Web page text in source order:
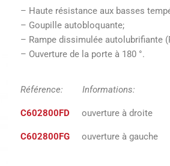
– Haute résistance aux basses
– Goupille autobloquante;
– Rampe dissimulée autolubrifiante
– Ouverture de la porte à 180 °.
Référence:
C602800FD ouverture à droite
C602800FG ouverture à gauche